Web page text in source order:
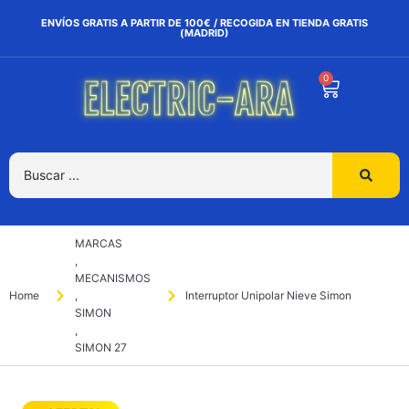
ENVÍOS GRATIS A PARTIR DE 100€ / RECOGIDA EN TIENDA GRATIS
(MADRID)
0
Home
MARCAS
,
MECANISMOS
,
SIMON
,
SIMON 27
Interruptor Unipolar Nieve Simon